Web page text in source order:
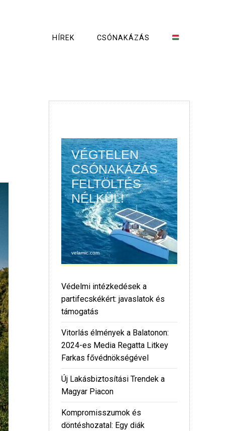
HÍREK CSÓNAKÁZÁS
Védelmi intézkedések a
partifecskékért: javaslatok és
támogatás
Vitorlás élmények a Balatonon:
2024-es Media Regatta Litkey
Farkas fővédnökségével
Új Lakásbiztosítási Trendek a
Magyar Piacon
Kompromisszumok és
döntéshozatal: Egy diák